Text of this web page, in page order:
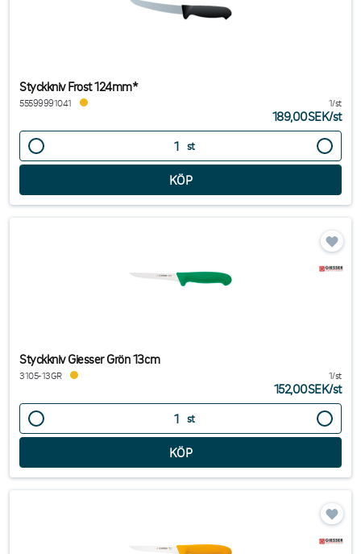
Styckkniv Frost 124mm*
55599991041 1/st
189,00SEK/st
st
Styckkniv Giesser Grön 13cm
3105-13GR 1/st
152,00SEK/st
st